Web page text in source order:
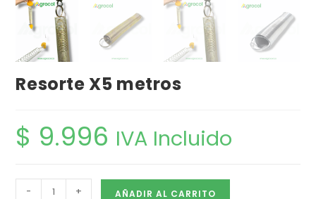
Resorte X5 metros
$ 9.996 IVA Incluido
- + AÑADIR AL CARRITO